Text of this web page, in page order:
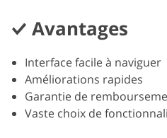
Avantages
Interface facile à naviguer
Améliorations rapides
Garantie de
Vaste choix de